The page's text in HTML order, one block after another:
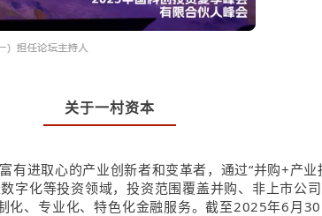
关于一村资本
进取心的产业创新者和变革者，通过“并购+产
字化等投资领域，投资范围覆盖并购、非上市公
化、专业化、特色化金融服务。截至2025年6月